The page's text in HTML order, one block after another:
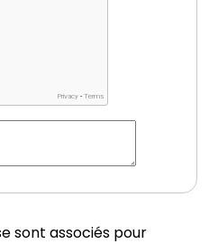
sont associés pour